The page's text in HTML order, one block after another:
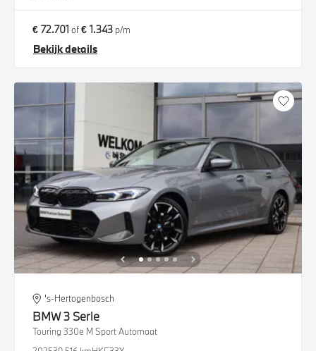
€ 72.701 of€ 1.343 p/m
Bekijk details
's-Hertogenbosch
BMW3 Serie
Touring 330e M Sport Automaat